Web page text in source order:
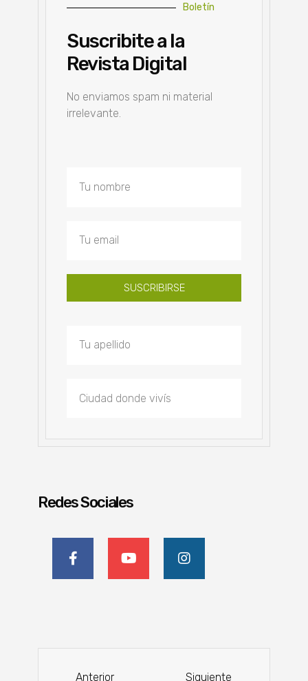
Boletín
Suscribite a la
Revista Digital
No enviamos spam ni material
irrelevante.
SUSCRIBIRSE
Redes Sociales
Anterior Siguiente